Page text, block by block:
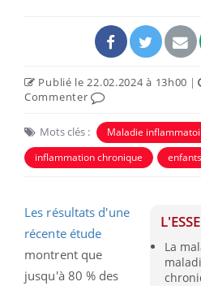
Publié le 22.02.2024 à 13h00 |
Commenter
Mots clés :
Maladie
inflammation chronique
enfants
La
Les résultats d'une
récente étude
montrent que
jusqu'à 80 % des